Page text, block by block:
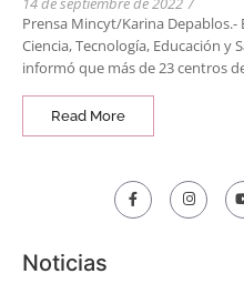
Prensa Mincyt/Karina Depablos.-
Ciencia, Tecnología, Educación y
informó que más de 23 centros
Read More
Noticias